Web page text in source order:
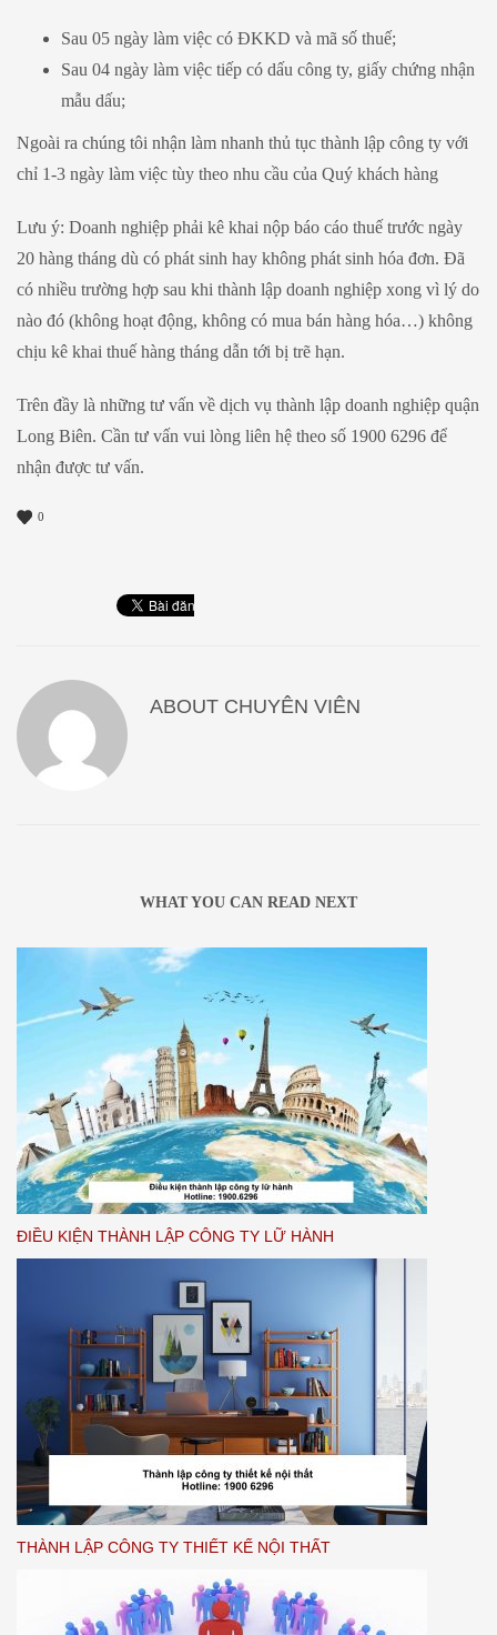
Sau 05 ngày làm việc có ĐKKD và mã số thuế;
Sau 04 ngày làm việc tiếp có dấu công ty, giấy chứng nhận
mẫu dấu;
Ngoài ra chúng tôi nhận làm nhanh thủ tục thành lập công ty với
chỉ 1-3 ngày làm việc tùy theo nhu cầu của Quý khách hàng
Lưu ý: Doanh nghiệp phải kê khai nộp báo cáo thuế trước ngày
20 hàng tháng dù có phát sinh hay không phát sinh hóa đơn. Đã
có nhiều trường hợp sau khi thành lập doanh nghiệp xong vì lý do
nào đó (không hoạt động, không có mua bán hàng hóa…) không
chịu kê khai thuế hàng tháng dẫn tới bị trẽ hạn.
Trên đầy là những tư vấn về dịch vụ thành lập doanh nghiệp quận
Long Biên. Cần tư vấn vui lòng liên hệ theo số 1900 6296 để
nhận được tư vấn.
0
ABOUT CHUYÊN VIÊN
WHAT YOU CAN READ NEXT
ĐIỀU KIỆN THÀNH LẬP CÔNG TY LỮ HÀNH
THÀNH LẬP CÔNG TY THIẾT KẾ NỘI THẤT